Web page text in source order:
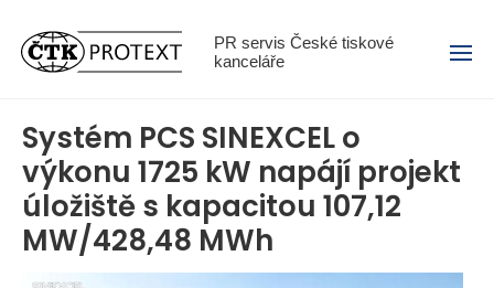
PR servis České tiskové
kanceláře
Menu
Systém PCS SINEXCEL o
výkonu 1725 kW napájí projekt
úložiště s kapacitou 107,12
MW/428,48 MWh